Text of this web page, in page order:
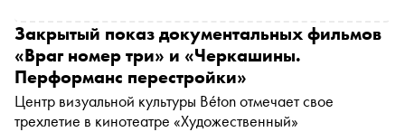
Закрытый показ документальных фильмов
«Враг номер три» и «Черкашины.
Перформанс перестройки»
Центр визуальной культуры Béton отмечает свое
трехлетие в кинотеатре «Художественный»